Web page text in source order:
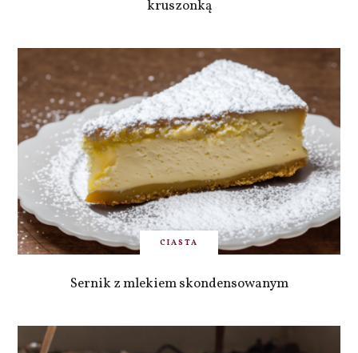
kruszonką
CIASTA
Sernik z mlekiem skondensowanym